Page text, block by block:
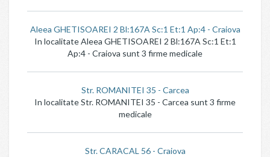
Aleea GHETISOAREI 2 Bl:167A Sc:1 Et:1 Ap:4 - Craiova
In localitate Aleea GHETISOAREI 2 Bl:167A Sc:1 Et:1
Ap:4 - Craiova sunt 3 firme medicale
Str. ROMANITEI 35 - Carcea
In localitate Str. ROMANITEI 35 - Carcea sunt 3 firme
medicale
Str. CARACAL 56 - Craiova